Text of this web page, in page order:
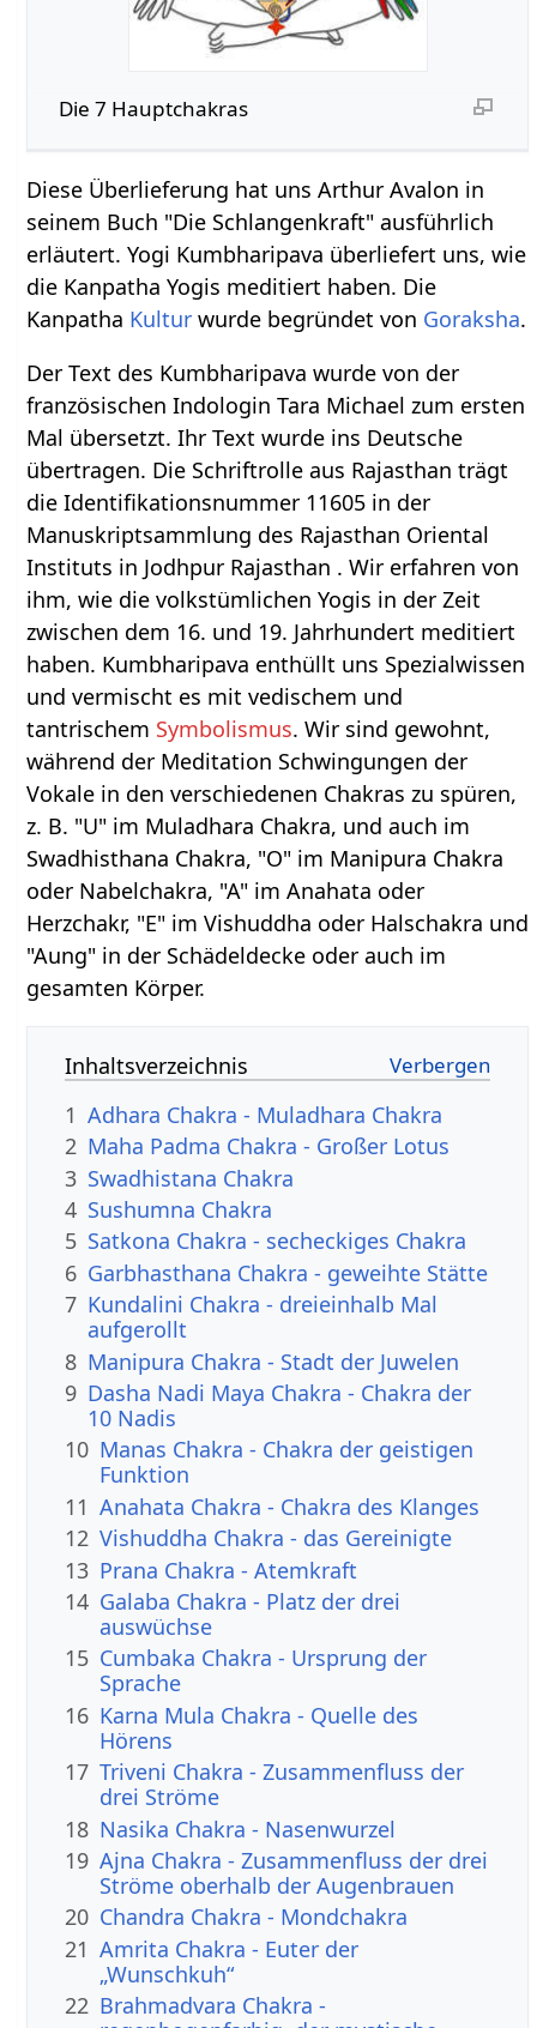
Die 7 Hauptchakras
Diese Überlieferung hat uns Arthur Avalon in
seinem Buch "Die Schlangenkraft" ausführlich
erläutert. Yogi Kumbharipava überliefert uns, wie
die Kanpatha Yogis meditiert haben. Die
Kanpatha Kultur wurde begründet von Goraksha.
Der Text des Kumbharipava wurde von der
französischen Indologin Tara Michael zum ersten
Mal übersetzt. Ihr Text wurde ins Deutsche
übertragen. Die Schriftrolle aus Rajasthan trägt
die Identifikationsnummer 11605 in der
Manuskriptsammlung des Rajasthan Oriental
Instituts in Jodhpur Rajasthan . Wir erfahren von
ihm, wie die volkstümlichen Yogis in der Zeit
zwischen dem 16. und 19. Jahrhundert meditiert
haben. Kumbharipava enthüllt uns Spezialwissen
und vermischt es mit vedischem und
tantrischem Symbolismus. Wir sind gewohnt,
während der Meditation Schwingungen der
Vokale in den verschiedenen Chakras zu spüren,
z. B. "U" im Muladhara Chakra, und auch im
Swadhisthana Chakra, "O" im Manipura Chakra
oder Nabelchakra, "A" im Anahata oder
Herzchakr, "E" im Vishuddha oder Halschakra und
"Aung" in der Schädeldecke oder auch im
gesamten Körper.
Inhaltsverzeichnis
1 Adhara Chakra - Muladhara Chakra
2 Maha Padma Chakra - Großer Lotus
3 Swadhistana Chakra
4 Sushumna Chakra
5 Satkona Chakra - secheckiges Chakra
6 Garbhasthana Chakra - geweihte Stätte
7 Kundalini Chakra - dreieinhalb Mal
aufgerollt
8 Manipura Chakra - Stadt der Juwelen
9 Dasha Nadi Maya Chakra - Chakra der
10 Nadis
10 Manas Chakra - Chakra der geistigen
Funktion
11 Anahata Chakra - Chakra des Klanges
12 Vishuddha Chakra - das Gereinigte
13 Prana Chakra - Atemkraft
14 Galaba Chakra - Platz der drei
auswüchse
15 Cumbaka Chakra - Ursprung der
Sprache
16 Karna Mula Chakra - Quelle des
Hörens
17 Triveni Chakra - Zusammenfluss der
drei Ströme
18 Nasika Chakra - Nasenwurzel
19 Ajna Chakra - Zusammenfluss der drei
Ströme oberhalb der Augenbrauen
20 Chandra Chakra - Mondchakra
21 Amrita Chakra - Euter der
„Wunschkuh“
22 Brahmadvara Chakra -